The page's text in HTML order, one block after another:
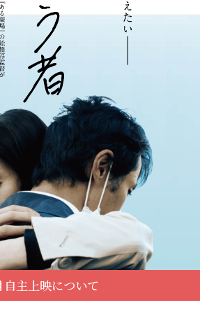
自主上映について